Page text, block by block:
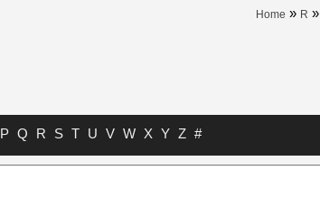
Home » R »
P Q R S T U V W X Y Z #